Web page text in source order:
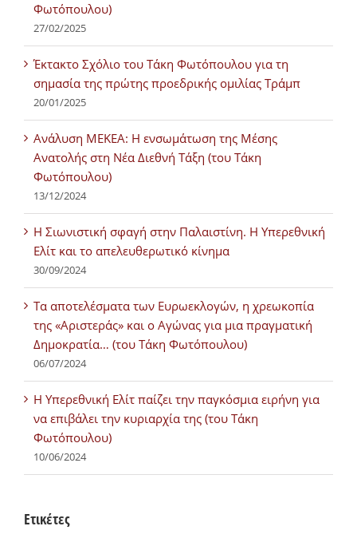
Φωτόπουλου)
27/02/2025
Έκτακτο Σχόλιο του Τάκη Φωτόπουλου για τη
σημασία της πρώτης προεδρικής ομιλίας Τράμπ
20/01/2025
Ανάλυση ΜΕΚΕΑ: Η ενσωμάτωση της Μέσης
Ανατολής στη Νέα Διεθνή Τάξη (του Τάκη
Φωτόπουλου)
13/12/2024
Η Σιωνιστική σφαγή στην Παλαιστίνη. Η Υπερεθνική
Ελίτ και το απελευθερωτικό κίνημα
30/09/2024
Τα αποτελέσματα των Ευρωεκλογών, η χρεωκοπία
της «Αριστεράς» και ο Αγώνας για μια πραγματική
Δημοκρατία… (του Τάκη Φωτόπουλου)
06/07/2024
H Υπερεθνική Ελίτ παίζει την παγκόσμια ειρήνη για
να επιβάλει την κυριαρχία της (του Τάκη
Φωτόπουλου)
10/06/2024
Ετικέτες